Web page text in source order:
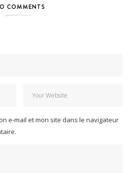
COMMENTS
e-mail et mon site dans le navigateur